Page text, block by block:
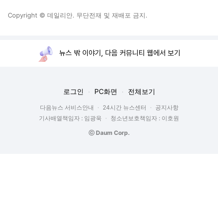
Copyright © 데일리안. 무단전재 및 재배포 금지.
뉴스 밖 이야기, 다음 커뮤니티 웹에서 보기
로그인 PC화면 전체보기
다음뉴스 서비스안내 24시간 뉴스센터
공지사항
기사배열책임자 : 임광욱
청소년보호책임자 : 이호원
ⓒ Daum Corp.